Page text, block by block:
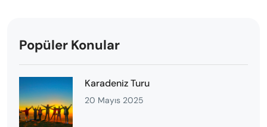
Popüler Konular
Karadeniz Turu
20 Mayıs 2025